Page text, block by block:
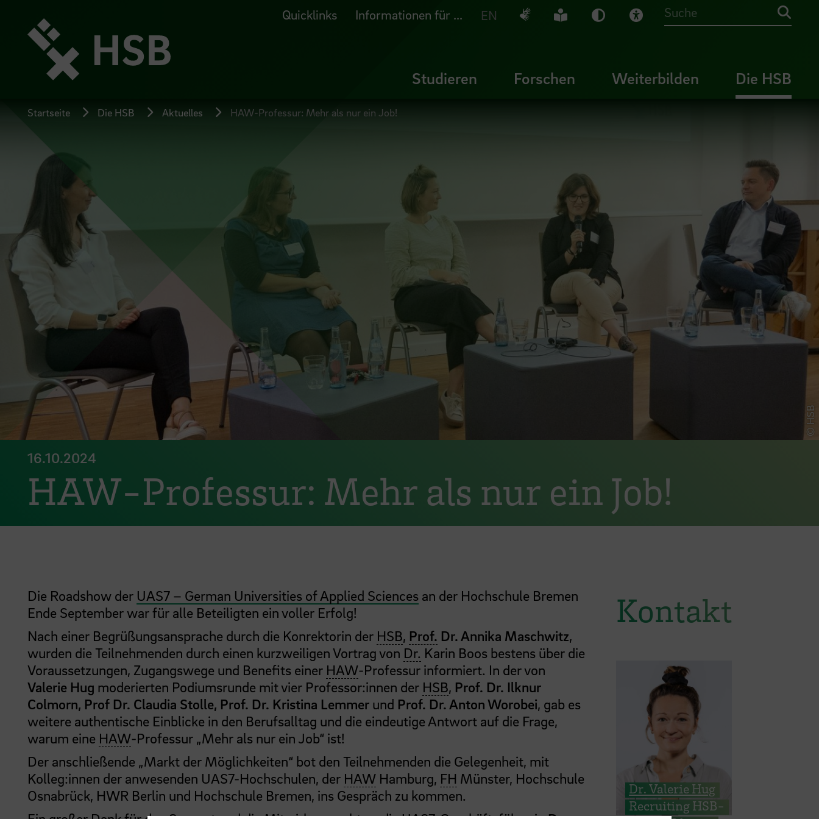
Seiteninhalt
springen
Quicklinks Informationen für ... EN Deutsche Gebärdensprache
Leichte Sprache
Dunkel-Modus
Visuelle Hilfe
Suche
Studieren Forschen Weiterbilden Die HSB
Startseite Die HSB Aktuelles HAW-Professur: Mehr als nur ein Job!
© HSB
16.10.2024
HAW-Professur: Mehr als nur ein Job!
Die Roadshow der UAS7 – German Universities of Applied Sciences an der Hochschule Bremen
Ende September war für alle Beteiligten ein voller Erfolg!
Nach einer Begrüßungsansprache durch die Konrektorin der HSB, Prof. Dr. Annika Maschwitz,
wurden die Teilnehmenden durch einen kurzweiligen Vortrag von Dr. Karin Boos bestens über die
Voraussetzungen, Zugangswege und Benefits einer HAW-Professur informiert. In der von
Valerie Hug moderierten Podiumsrunde mit vier Professor:innen der HSB, Prof. Dr. Ilknur
Colmorn, Prof Dr. Claudia Stolle, Prof. Dr. Kristina Lemmer und Prof. Dr. Anton Worobei, gab es
weitere authentische Einblicke in den Berufsalltag und die eindeutige Antwort auf die Frage,
warum eine HAW-Professur „Mehr als nur ein Job“ ist!
Der anschließende „Markt der Möglichkeiten“ bot den Teilnehmenden die Gelegenheit, mit
Kolleg:innen der anwesenden UAS7-Hochschulen, der HAW Hamburg, FH Münster, Hochschule
Osnabrück, HWR Berlin und Hochschule Bremen, ins Gespräch zu kommen.
Kontakt
Dr. Valerie Hug
Recruiting HSB-